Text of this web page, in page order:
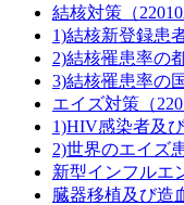
結核対策（
1)結核新登録患
2)結核罹患率の
3)結核罹患率の
エイズ対策（
1)HIV感染者及
2)世界のエイズ
新型インフルエ
臓器移植及び造